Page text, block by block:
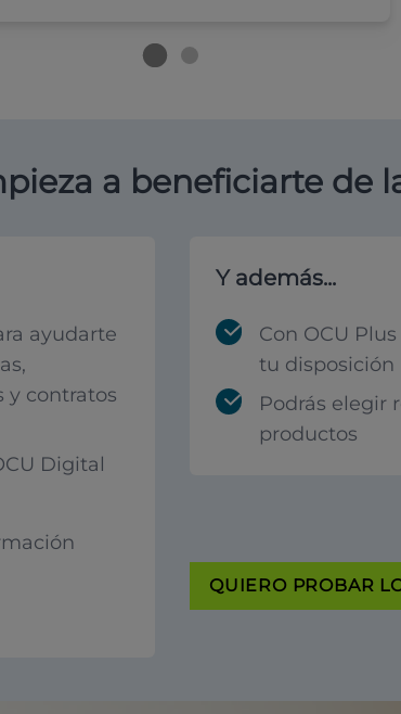
a beneficiarte de
ayudarte
y contratos
Digital
Y además...
Con OCU
tu disposición
Podrás elegir
productos
QUIERO PROBAR